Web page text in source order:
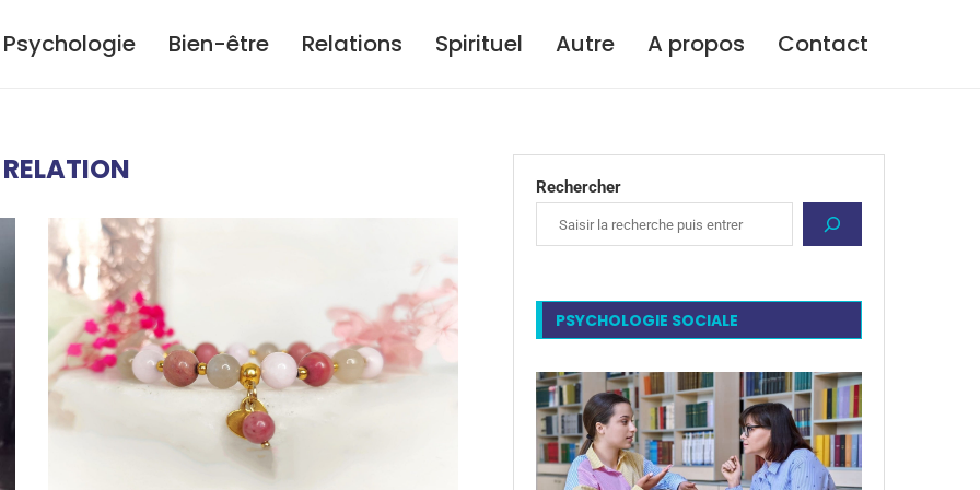
Psychologie Bien-être Relations Spirituel Autre A propos Contact
RELATION Rechercher
PSYCHOLOGIE SOCIALE